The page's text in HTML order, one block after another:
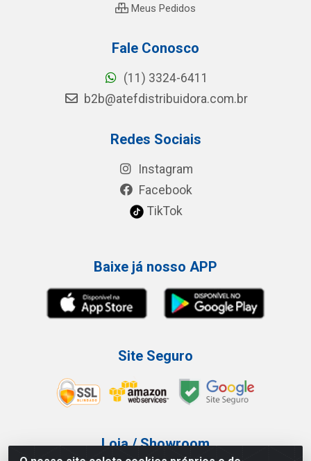
Meus Pedidos
Fale Conosco
(11) 3324-6411
b2b@atefdistribuidora.com.br
Redes Sociais
Instagram
Facebook
TikTok
Baixe já nosso APP
Site Seguro
Loja / Showroom